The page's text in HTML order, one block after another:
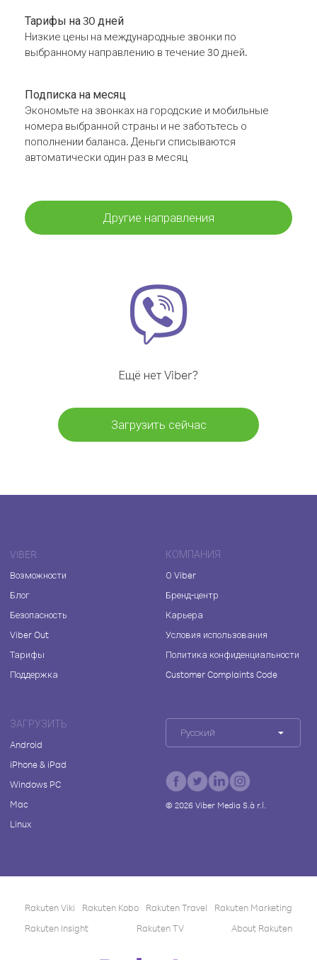
Тарифы на 30 дней
Низкие цены на международные звонки по
выбранному направлению в течение 30 дней.
Подписка на месяц
Экономьте на звонках на городские и мобильные
номера выбранной страны и не заботьтесь о
пополнении баланса. Деньги списываются
автоматически один раз в месяц
Другие направления
Ещё нет Viber?
Загрузить сейчас
VIBER
Возможности
Блог
Безопасность
Viber Out
Тарифы
Поддержка
КОМПАНИЯ
О Viber
Бренд-центр
Карьера
Условия использования
Политика конфиденциальности
Customer Complaints Code
ЗАГРУЗИТЬ
Android
iPhone & iPad
Windows PC
Mac
Linux
Русский
© 2026Viber Media S.à r.l.
Rakuten Viki Rakuten Kobo Rakuten Travel
Rakuten Marketing
Rakuten Insight
Rakuten TV About Rakuten